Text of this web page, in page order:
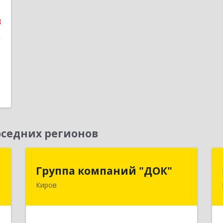
регионов
Группа компаний "ДОК"
Киров
Группа компаний "ДОК"